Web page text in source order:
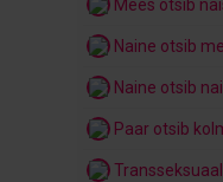
Mees otsib
Naine otsib
Naine otsib
Paar otsib